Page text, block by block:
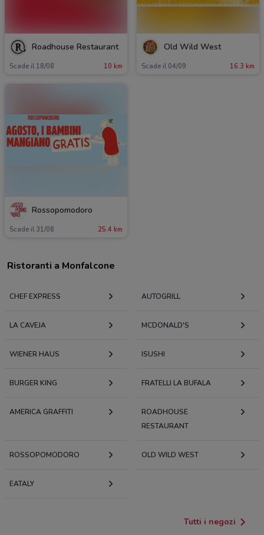
Roadhouse Restaurant
Scade il 18/08 10 km
Old Wild West
Scade il 04/09 16.3 km
Rossopomodoro
Scade il 31/08 25.4 km
Ristoranti a Monfalcone
CHEF EXPRESS AUTOGRILL
LA CAVEJA MCDONALD'S
WIENER HAUS ISUSHI
BURGER KING FRATELLI LA BUFALA
AMERICA GRAFFITI
ROADHOUSE
RESTAURANT
ROSSOPOMODORO OLD WILD WEST
EATALY
Tutti i negozi